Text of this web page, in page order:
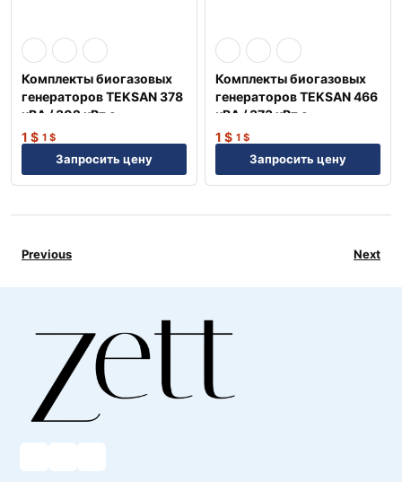
Комплекты биогазовых
генераторов TEKSAN 378
кВА / 302 кВт с
двигателем MAN
Немецкий
1 $ 1 $
Запросить цену
Комплекты биогазовых
генераторов TEKSAN 466
кВА / 373 кВт с
двигателем PERKINS
Англия
1 $ 1 $
Запросить цену
Previous Next